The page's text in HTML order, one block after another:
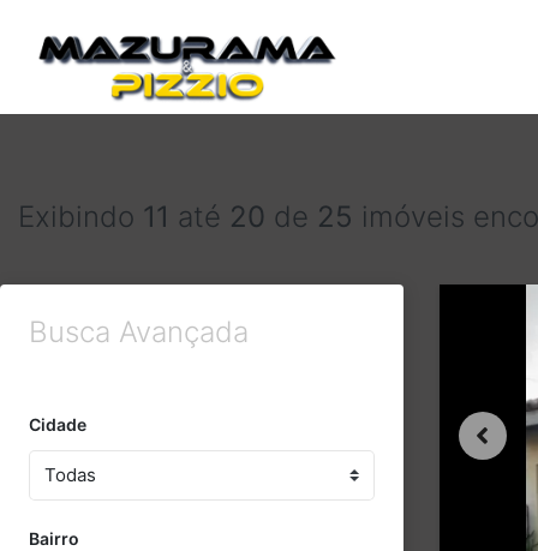
Exibindo 11 até 20 de 25 imóveis
Busca Avançada
Cidade
Bairro